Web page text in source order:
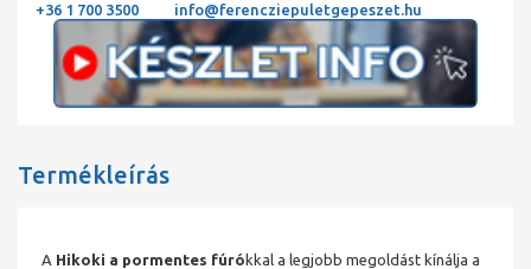
+36 1 700 3500 info@ferencziepuletgepeszet.hu
Termékleírás
A Hikoki a pormentes fúró kkal a legjobb megoldást kínálja a